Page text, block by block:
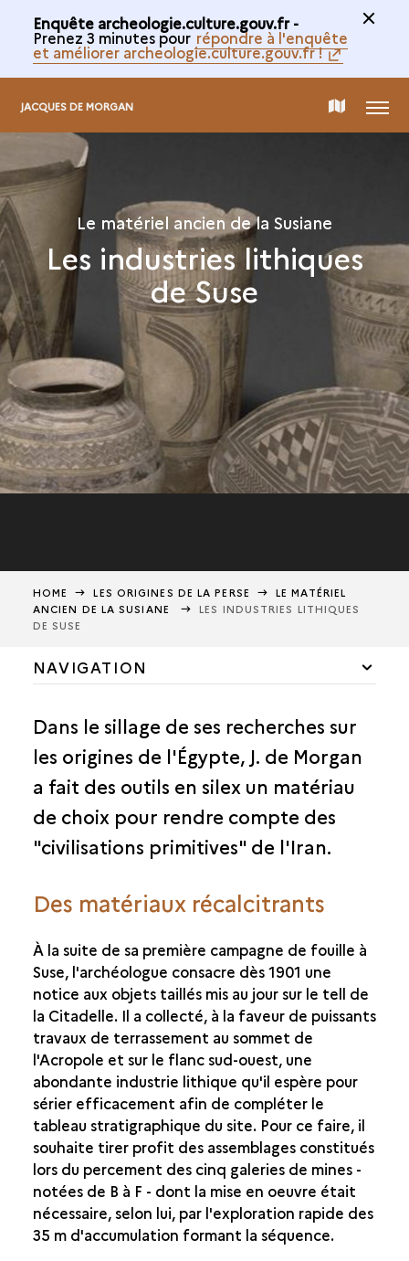
Enquête archeologie.culture.gouv.fr -
Prenez 3 minutes pour répondre à l'enquête
et améliorer archeologie.culture.gouv.fr !
JACQUES DE MORGAN CARTE
COLLECTION
MENU
Le matériel ancien de la Susiane
Les industries lithiques
de Suse
HOME LES ORIGINES DE LA PERSE
LE MATÉRIEL
ANCIEN DE LA SUSIANE
LES INDUSTRIES LITHIQUES
DE SUSE
NAVIGATION
JACQUES DE MORGAN ET LA PRÉHISTOIRE ORIENTALE
LA CÉRAMIQUE
Dans le sillage de ses recherches sur
les origines de l'Égypte, J. de Morgan
a fait des outils en silex un matériau
de choix pour rendre compte des
"civilisations primitives" de l'Iran.
Des matériaux récalcitrants
À la suite de sa première campagne de fouille à
Suse, l'archéologue consacre dès 1901 une
notice aux objets taillés mis au jour sur le tell de
la Citadelle. Il a collecté, à la faveur de puissants
travaux de terrassement au sommet de
l'Acropole et sur le flanc sud-ouest, une
abondante industrie lithique qu'il espère pour
sérier efficacement afin de compléter le
tableau stratigraphique du site. Pour ce faire, il
souhaite tirer profit des assemblages constitués
lors du percement des cinq galeries de mines -
notées de B à F - dont la mise en oeuvre était
nécessaire, selon lui, par l'exploration rapide des
35 m d'accumulation formant la séquence.